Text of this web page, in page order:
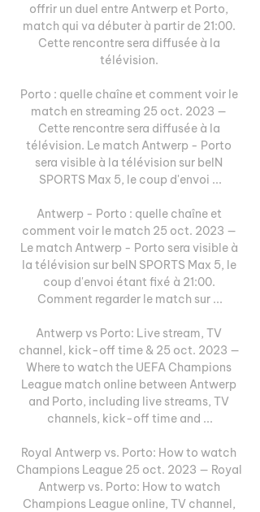
offrir un duel entre Antwerp et Porto,
match qui va débuter à partir de 21:00.
Cette rencontre sera diffusée à la
télévision.
Porto : quelle chaîne et comment voir le
match en streaming 25 oct. 2023 —
Cette rencontre sera diffusée à la
télévision. Le match Antwerp - Porto
sera visible à la télévision sur beIN
SPORTS Max 5, le coup d'envoi ...
Antwerp - Porto : quelle chaîne et
comment voir le match 25 oct. 2023 —
Le match Antwerp - Porto sera visible à
la télévision sur beIN SPORTS Max 5, le
coup d'envoi étant fixé à 21:00.
Comment regarder le match sur ...
Antwerp vs Porto: Live stream, TV
channel, kick-off time & 25 oct. 2023 —
Where to watch the UEFA Champions
League match online between Antwerp
and Porto, including live streams, TV
channels, kick-off time and ...
Royal Antwerp vs. Porto: How to watch
Champions League 25 oct. 2023 — Royal
Antwerp vs. Porto: How to watch
Champions League online, TV channel,